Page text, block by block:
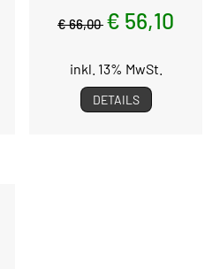
€ 66,00 € 56,10
inkl. 13% MwSt.
DETAILS